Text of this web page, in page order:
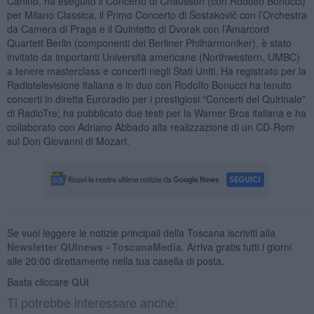
per Milano Classica, il Primo Concerto di Šostakovič con l’Orchestra
da Camera di Praga e il Quintetto di Dvorak con l’Amarcord
Quartett Berlin (componenti dei Berliner Philharmoniker), è stato
invitato da importanti Università americane (Northwestern, UMBC)
a tenere masterclass e concerti negli Stati Uniti. Ha registrato per la
Radiotelevisione italiana e in duo con Rodolfo Bonucci ha tenuto
concerti in diretta Euroradio per i prestigiosi “Concerti del Quirinale”
di RadioTre; ha pubblicato due testi per la Warner Bros italiana e ha
collaborato con Adriano Abbado alla realizzazione di un CD-Rom
sul Don Giovanni di Mozart.
Se vuoi leggere le notizie principali della Toscana iscriviti alla
Newsletter QUInews - ToscanaMedia. Arriva gratis tutti i giorni
alle 20:00 direttamente nella tua casella di posta.
Basta cliccare QUI
Ti potrebbe interessare anche: